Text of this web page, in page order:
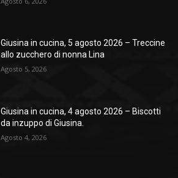
Giusina in cucina, 5 agosto 2026 – Treccine
allo zucchero di nonna Lina
Agosto 5, 2026
Giusina in cucina, 4 agosto 2026 – Biscotti
da inzuppo di Giusina.
Agosto 4, 2026